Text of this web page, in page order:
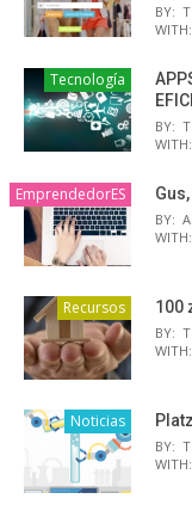
BY:
WITH:
Tecnología
BY:
WITH:
EmprendedorES
BY:
WITH:
Recursos 100
BY:
WITH:
Noticias
BY:
WITH: